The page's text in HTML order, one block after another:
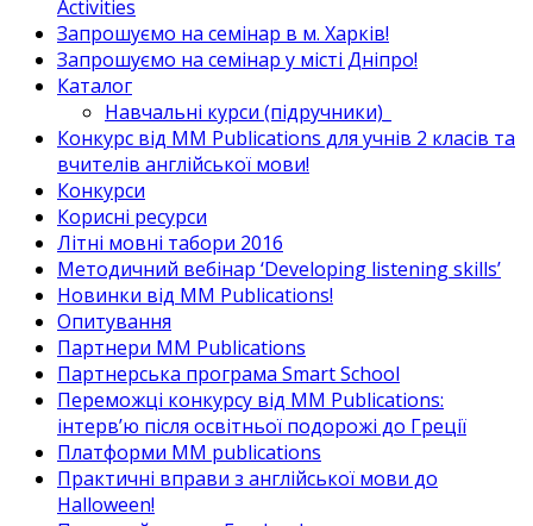
Activities
Запрошуємо на семінар в м. Харків!
Запрошуємо на семінар у місті Дніпро!
Каталог
Навчальні курси (підручники)_
Конкурс від MM Publications для учнів 2 класів та
вчителів англійської мови!
Конкурси
Корисні ресурси
Літні мовні табори 2016
Методичний вебінар ‘Developing listening skills’
Новинки від MM Publications!
Опитування
Партнери MM Publications
Партнерська програма Smart School
Переможці конкурсу від MM Publications:
інтерв’ю після освітньої подорожі до Греції
Платформи MM publications
Практичні вправи з англійської мови до
Halloween!